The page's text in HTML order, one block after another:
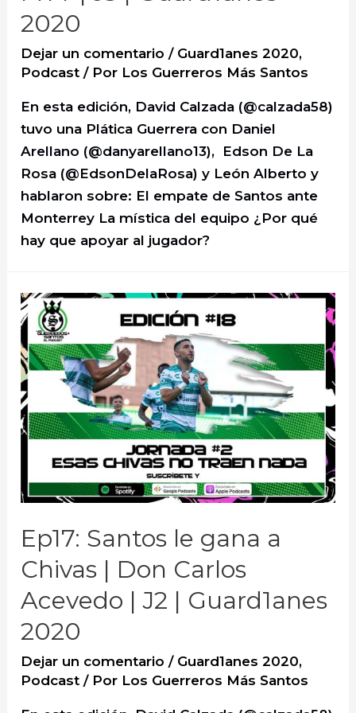
Furch?
J4
5
|
Guard1anes
2020
2020
Dejar un comentario / Guard1anes 2020,
Podcast / Por Los Guerreros Más Santos
En esta edición, David Calzada (@calzada58)
tuvo una Plática Guerrera con Daniel
Arellano (@danyarellano13), Edson De La
Rosa (@EdsonDelaRosa) y León Alberto y
hablaron sobre: El empate de Santos ante
Monterrey La mística del equipo ¿Por qué
hay que apoyar al jugador?
Ep17: Santos le gana a
Chivas | Don Carlos
Acevedo | J2 | Guard1anes
2020
Dejar un comentario / Guard1anes 2020,
Podcast / Por Los Guerreros Más Santos